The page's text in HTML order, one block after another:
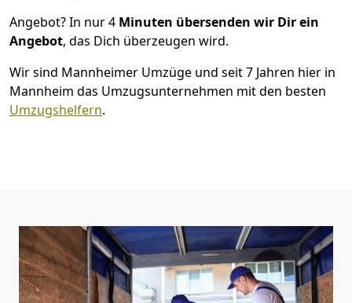
Angebot? In nur 4 Minuten übersenden wir Dir ein
Angebot, das Dich überzeugen wird.
Wir sind Mannheimer Umzüge und seit 7 Jahren hier in
Mannheim das Umzugsunternehmen mit den besten
Umzugshelfern.